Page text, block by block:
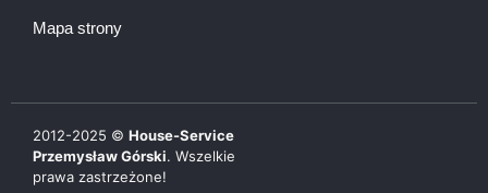
Mapa strony
2012-2025 © House-Service
Przemysław Górski. Wszelkie
prawa zastrzeżone!